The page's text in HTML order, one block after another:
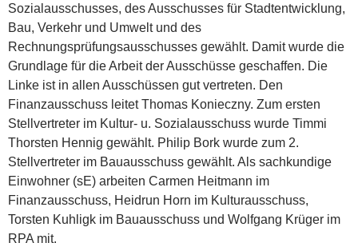
Sozialausschusses, des Ausschusses für Stadtentwicklung,
Bau, Verkehr und Umwelt und des
Rechnungsprüfungsausschusses gewählt. Damit wurde die
Grundlage für die Arbeit der Ausschüsse geschaffen. Die
Linke ist in allen Ausschüssen gut vertreten. Den
Finanzausschuss leitet Thomas Konieczny. Zum ersten
Stellvertreter im Kultur- u. Sozialausschuss wurde Timmi
Thorsten Hennig gewählt. Philip Bork wurde zum 2.
Stellvertreter im Bauausschuss gewählt. Als sachkundige
Einwohner (sE) arbeiten Carmen Heitmann im
Finanzausschuss, Heidrun Horn im Kulturausschuss,
Torsten Kuhligk im Bauausschuss und Wolfgang Krüger im
RPA mit.